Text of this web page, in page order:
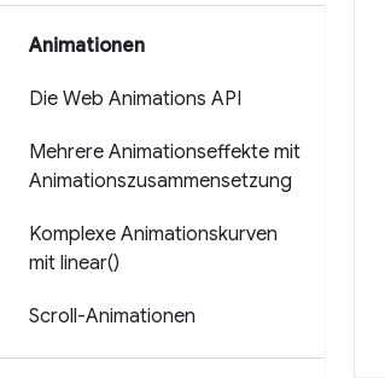
Animationen
Die Web Animations API
Mehrere Animationseffekte mit
Animationszusammensetzung
Komplexe Animationskurven
mit linear()
Scroll-Animationen